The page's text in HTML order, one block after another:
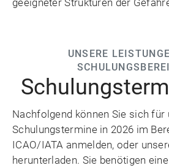
geeigneter Strukturen der
UNSERE
Nachfolgend können Sie sich für
Schulungstermine in 2026 im
ICAO/IATA anmelden, oder
herunterladen. Sie benötigen eine